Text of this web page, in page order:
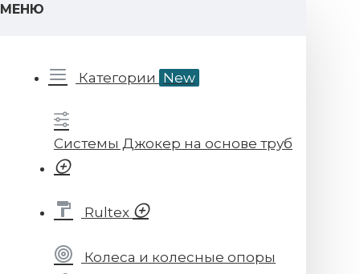
МЕНЮ
Категории New
Системы Джокер на основе труб
Rultex
Колеса и колесные опоры